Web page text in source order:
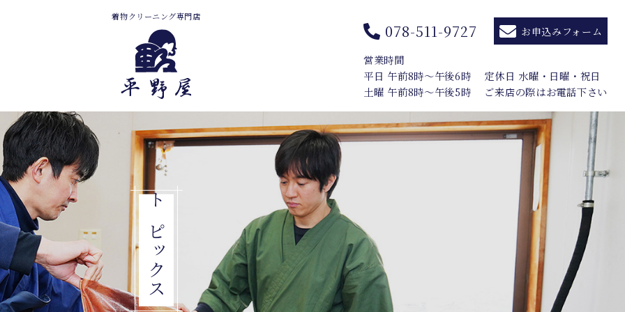
着物クリーニング専門店
078-511-9727 お申込みフォーム
営業時間
平日 午前8時〜午後6時
土曜 午前8時〜午後5時
定休日 水曜・日曜・祝日
ご来店の際はお電話下さい
トピックス